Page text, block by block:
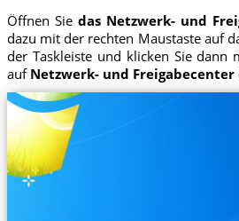
Öffnen Sie das Netzwerk- und
dazu mit der rechten Maustaste auf
der Taskleiste und klicken Sie dann
auf Netzwerk- und Freigabecenter